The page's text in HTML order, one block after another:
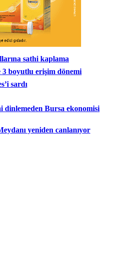
sathi kaplama
boyutlu erişim dönemi
sardı
Bursa ekonomisi
yeniden canlanıyor